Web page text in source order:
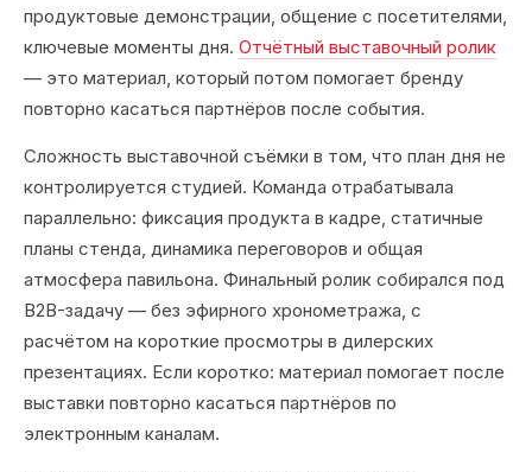
продуктовые демонстрации, общение с посетителями,
ключевые моменты дня. Отчётный выставочный ролик
— это материал, который потом помогает бренду
повторно касаться партнёров после события.
Сложность выставочной съёмки в том, что план дня не
контролируется студией. Команда отрабатывала
параллельно: фиксация продукта в кадре, статичные
планы стенда, динамика переговоров и общая
атмосфера павильона. Финальный ролик собирался под
B2B-задачу — без эфирного хронометража, с
расчётом на короткие просмотры в дилерских
презентациях. Если коротко: материал помогает после
выставки повторно касаться партнёров по
электронным каналам.